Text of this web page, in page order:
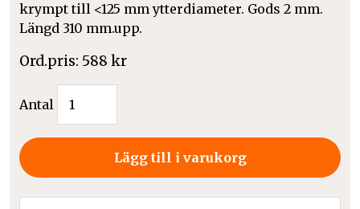
krympt till <125 mm ytterdiameter. Gods 2 mm.
Längd 310 mm.upp.
588 kr
Antal
Ø125x310mm
Lägg till i varukorg